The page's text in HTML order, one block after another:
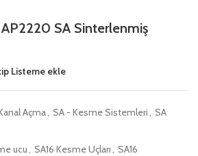
SA Sinterlenmiş
Listeme ekle
Açma SA - Kesme Sistemleri
SA
ucu SA16 Kesme Uçları
SA16